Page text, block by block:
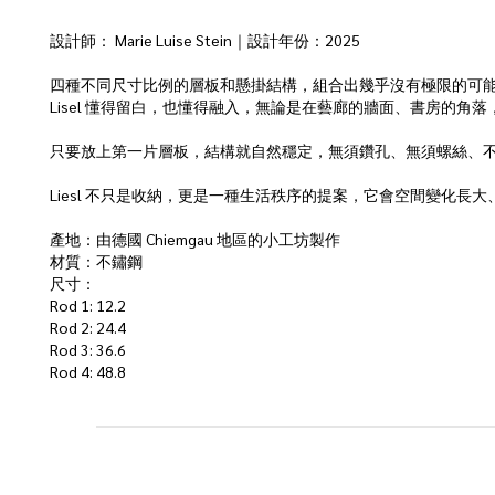
設計師： Marie Luise Stein｜設計年份：2025
四種不同尺寸比例的層板和懸掛結構，組合出幾乎沒有極限的
Lisel 懂得留白，也懂得融入，無論是在藝廊的牆面、書房的角
只要放上第一片層板，結構就自然穩定，無須鑽孔、無須螺絲
Liesl 不只是收納，更是一種生活秩序的提案，它會空間變化長
產地：由德國 Chiemgau 地區的小工坊製作
材質：不鏽鋼
尺寸：
Rod 1: 12.2
Rod 2: 24.4
Rod 3: 36.6
Rod 4: 48.8